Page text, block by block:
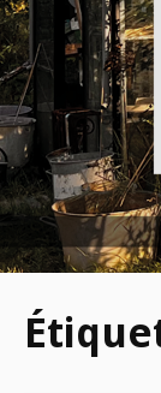
Association
Jardin et